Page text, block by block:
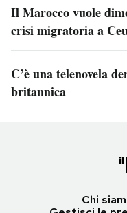
Il Marocco vuole
crisi migratoria a
C’è una telenovela
britannica
Chi